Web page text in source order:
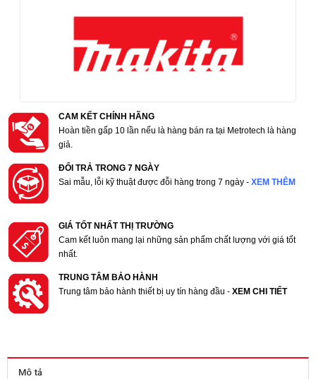
CAM KẾT CHÍNH HÃNG
Hoàn tiền gấp 10 lần nếu là hàng bán ra tại Metrotech là hàng
giả.
ĐỔI TRẢ TRONG 7 NGÀY
Sai mẫu, lỗi kỹ thuật được đỗi hàng trong 7 ngày - XEM THÊM
GIÁ TỐT NHẤT THỊ TRƯỜNG
Cam kết luôn mang lại những sản phẩm chất lượng với giá tốt
nhất.
TRUNG TÂM BẢO HÀNH
Trung tâm bảo hành thiết bị uy tín hàng đầu -XEM CHI TIẾT
Mô tả